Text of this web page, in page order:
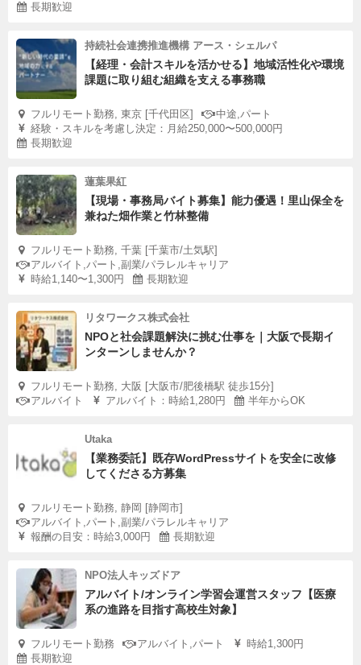
長期歓迎
持続社会連携推進機構 アース・シェルパ
【経理・会計スキルを活かせる】地域活性化や環境
課題に取り組む組織を支える事務職
フルリモート勤務, 東京 [千代田区]
中途,パート
経験・スキルを考慮し決定：月給250,000〜500,000円
長期歓迎
蓮葉果紅
【現場・事務局バイト募集】能力優遇！里山保全を
兼ねた畑作業と竹林整備
フルリモート勤務, 千葉 [千葉市/土気駅]
アルバイト,パート,副業/パラレルキャリア
時給1,140〜1,300円
長期歓迎
リタワークス株式会社
NPOと社会課題解決に挑む仕事を｜大阪で長期イ
ンターンしませんか？
フルリモート勤務, 大阪 [大阪市/肥後橋駅 徒歩15分]
アルバイト
アルバイト：時給1,280円 半年からOK
Utaka
【業務委託】既存WordPressサイトを安全に改修
してくださる方募集
フルリモート勤務, 静岡 [静岡市]
アルバイト,パート,副業/パラレルキャリア
報酬の目安：時給3,000円
長期歓迎
NPO法人キッズドア
アルバイト/オンライン学習会運営スタッフ【医療
系の進路を目指す高校生対象】
フルリモート勤務 アルバイト,パート
時給1,300円
長期歓迎